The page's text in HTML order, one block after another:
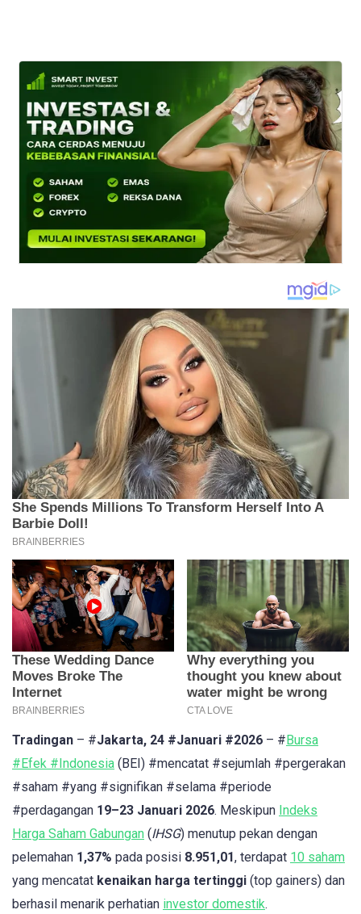
Tradingan – #Jakarta, 24 #Januari #2026 – #Bursa
#Efek #Indonesia (BEI) #mencatat #sejumlah #pergerakan
#saham #yang #signifikan #selama #periode
#perdagangan 19–23 Januari 2026. Meskipun Indeks
Harga Saham Gabungan (IHSG) menutup pekan dengan
pelemahan 1,37% pada posisi 8.951,01, terdapat 10 saham
yang mencatat kenaikan harga tertinggi (top gainers) dan
berhasil menarik perhatian investor domestik.